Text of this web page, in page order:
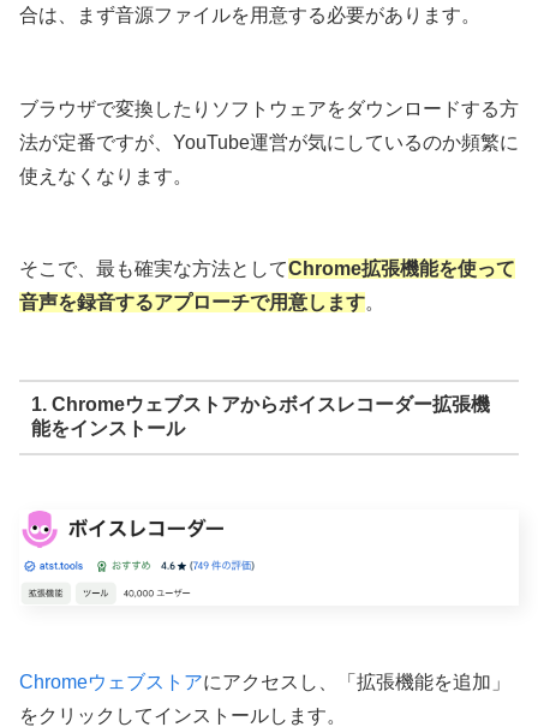
合は、まず音源ファイルを用意する必要があります。
ブラウザで変換したりソフトウェアをダウンロードする方
法が定番ですが、YouTube運営が気にしているのか頻繁に
使えなくなります。
そこで、最も確実な方法としてChrome拡張機能を使って
音声を録音するアプローチで用意します。
1. Chromeウェブストアからボイスレコーダー拡張機
能をインストール
Chromeウェブストアにアクセスし、「拡張機能を追加」
をクリックしてインストールします。